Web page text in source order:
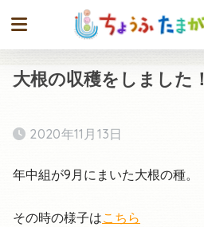
大根の収穫をしました！
2020年11月13日
年中組が9月にまいた大根の種。
その時の様子はこちら